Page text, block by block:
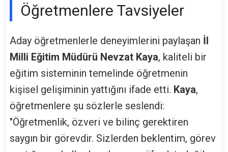
Öğretmenlere Tavsiyeler
Aday öğretmenlerle deneyimlerini paylaşan İl
Milli Eğitim Müdürü Nevzat Kaya, kaliteli bir
eğitim sisteminin temelinde öğretmenin
kişisel gelişiminin yattığını ifade etti. Kaya,
öğretmenlere şu sözlerle seslendi:
"Öğretmenlik, özveri ve bilinç gerektiren
saygın bir görevdir. Sizlerden beklentim, görev